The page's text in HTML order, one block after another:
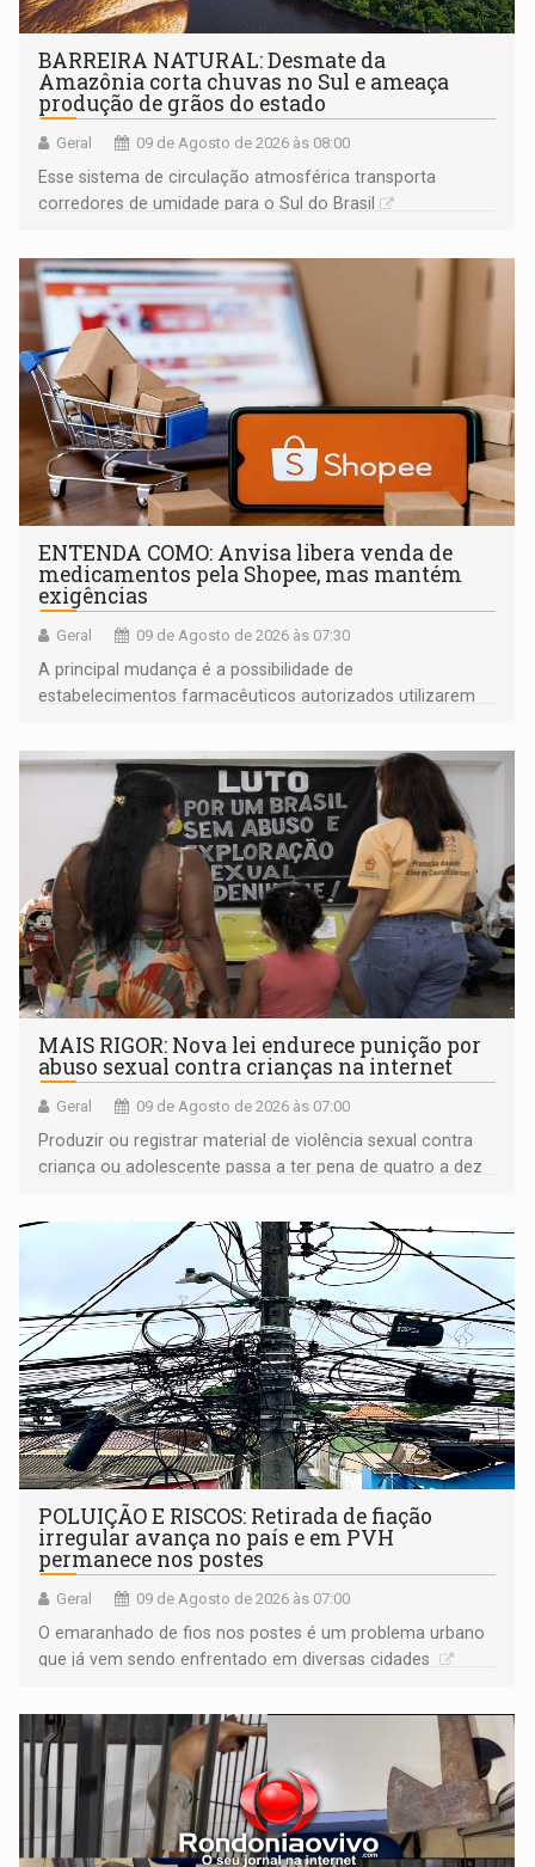
BARREIRA NATURAL: Desmate da
Amazônia corta chuvas no Sul e ameaça
produção de grãos do estado
Geral 09 de Agosto de 2026 às 08:00
Esse sistema de circulação atmosférica transporta
corredores de umidade para o Sul do Brasil
ENTENDA COMO: Anvisa libera venda de
medicamentos pela Shopee, mas mantém
exigências
Geral 09 de Agosto de 2026 às 07:30
A principal mudança é a possibilidade de
estabelecimentos farmacêuticos autorizados utilizarem
MAIS RIGOR: Nova lei endurece punição por
abuso sexual contra crianças na internet
Geral 09 de Agosto de 2026 às 07:00
Produzir ou registrar material de violência sexual contra
criança ou adolescente passa a ter pena de quatro a dez
POLUIÇÃO E RISCOS: Retirada de fiação
irregular avança no país e em PVH
permanece nos postes
Geral 09 de Agosto de 2026 às 07:00
O emaranhado de fios nos postes é um problema urbano
que já vem sendo enfrentado em diversas cidades